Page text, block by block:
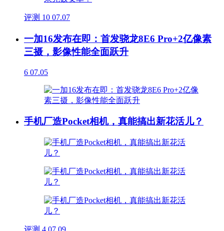
评测 10 07.07
一加16发布在即：首发骁龙8E6 Pro+2亿像素
三摄，影像性能全面跃升
6 07.05
手机厂造Pocket相机，真能搞出新花活儿？